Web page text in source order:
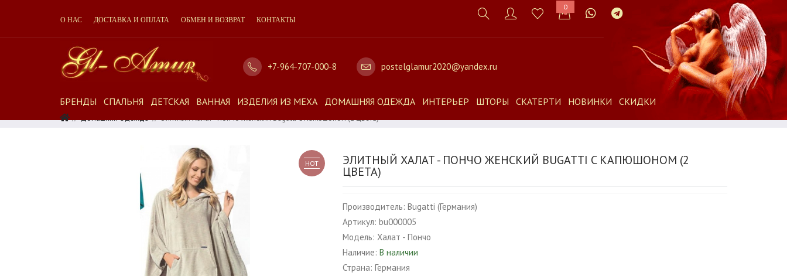
0
О НАС ДОСТАВКА И ОПЛАТА ОБМЕН И ВОЗВРАТ КОНТАКТЫ
+7-964-707-000-8 postelglamur2020@yandex.ru
БРЕНДЫ СПАЛЬНЯ ДЕТСКАЯ ВАННАЯ ИЗДЕЛИЯ ИЗ МЕХА ДОМАШНЯЯ ОДЕЖДА ИНТЕРЬЕР ШТОРЫ СКАТЕРТИ НОВИНКИ СКИДКИ
Домашняя Одежда Элитный Халат - Пончо Женский Bugatti C Капюшоном (2 Цвета)
HOT ЭЛИТНЫЙ ХАЛАТ - ПОНЧО ЖЕНСКИЙ BUGATTI C КАПЮШОНОМ (2
ЦВЕТА)
Производитель: Bugatti (Германия)
Артикул: bu000005
Модель: Халат - Пончо
Наличие: В наличии
Страна: Германия